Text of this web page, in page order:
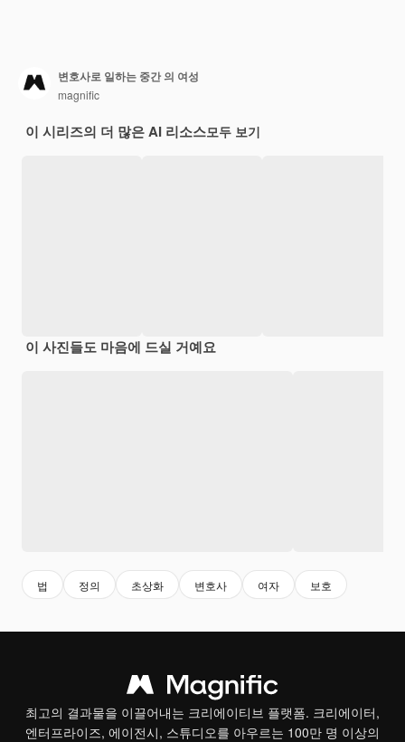
변호사로 일하는 중간 의 여성
magnific
이 시리즈의 더 많은 AI 리소스모두 보기
이 사진들도 마음에 드실 거예요
법 정의 초상화 변호사 여자 보호
최고의 결과물을 이끌어내는 크리에이티브 플랫폼. 크리에이터,
엔터프라이즈, 에이전시, 스튜디오를 아우르는 100만 명 이상의